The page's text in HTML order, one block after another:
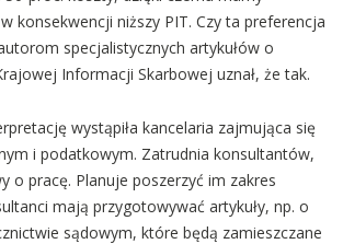
konsekwencji niższy PIT. Czy ta preferencja
specjalistycznych artykułów o
Informacji Skarbowej uznał, że tak.
wystąpiła kancelaria zajmująca się
i podatkowym. Zatrudnia konsultantów,
o pracę. Planuje poszerzyć im zakres
mają przygotowywać artykuły, np. o
sądowym, które będą zamieszczane